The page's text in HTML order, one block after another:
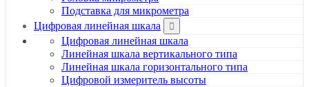
Подставка для микрометра
Цифровая линейная шкала
Цифровая линейная шкала
Линейная шкала вертикального типа
Линейная шкала горизонтального типа
Цифровой измеритель высоты